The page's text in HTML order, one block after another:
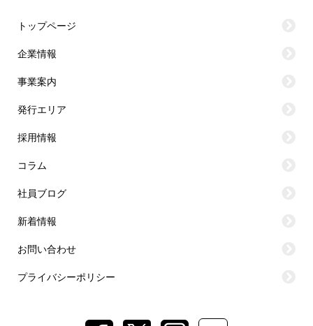
トップページ
企業情報
事業案内
発行エリア
採用情報
コラム
社員ブログ
新着情報
お問い合わせ
プライバシーポリシー